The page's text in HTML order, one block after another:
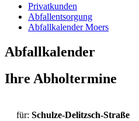
Privatkunden
Abfallentsorgung
Abfallkalender Moers
Abfallkalender
Ihre Abholtermine
für: Schulze-Delitzsch-Straße